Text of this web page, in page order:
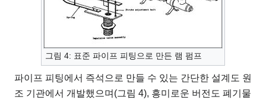
그림 4: 표준 파이프 피팅으로 만든 램 펌프
파이프 피팅에서 즉석으로 만들 수 있는 간단한 설계도 원
조 기관에서 개발했으며(그림 4), 흥미로운 버전도 폐기물